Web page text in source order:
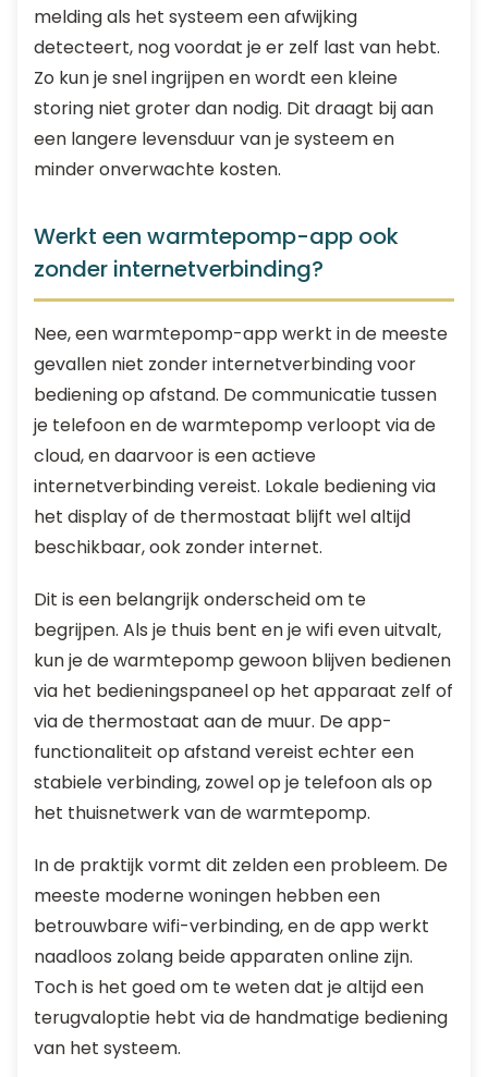
melding als het systeem een afwijking
detecteert, nog voordat je er zelf last van hebt.
Zo kun je snel ingrijpen en wordt een kleine
storing niet groter dan nodig. Dit draagt bij aan
een langere levensduur van je systeem en
minder onverwachte kosten.
Werkt een warmtepomp-app ook
zonder internetverbinding?
Nee, een warmtepomp-app werkt in de meeste
gevallen niet zonder internetverbinding voor
bediening op afstand. De communicatie tussen
je telefoon en de warmtepomp verloopt via de
cloud, en daarvoor is een actieve
internetverbinding vereist. Lokale bediening via
het display of de thermostaat blijft wel altijd
beschikbaar, ook zonder internet.
Dit is een belangrijk onderscheid om te
begrijpen. Als je thuis bent en je wifi even uitvalt,
kun je de warmtepomp gewoon blijven bedienen
via het bedieningspaneel op het apparaat zelf of
via de thermostaat aan de muur. De app-
functionaliteit op afstand vereist echter een
stabiele verbinding, zowel op je telefoon als op
het thuisnetwerk van de warmtepomp.
In de praktijk vormt dit zelden een probleem. De
meeste moderne woningen hebben een
betrouwbare wifi-verbinding, en de app werkt
naadloos zolang beide apparaten online zijn.
Toch is het goed om te weten dat je altijd een
terugvaloptie hebt via de handmatige bediening
van het systeem.